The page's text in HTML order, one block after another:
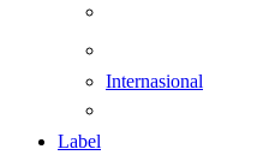
Internasional
Label